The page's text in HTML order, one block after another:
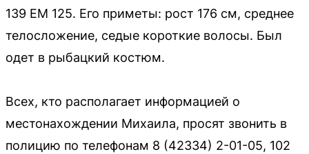
139 ЕМ 125. Его приметы: рост 176 см, среднее
телосложение, седые короткие волосы. Был
одет в рыбацкий костюм.
Всех, кто располагает информацией о
местонахождении Михаила, просят звонить в
полицию по телефонам 8 (42334) 2-01-05, 102